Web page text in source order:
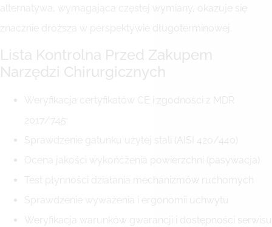
alternatywa, wymagająca częstej wymiany, okazuje się
znacznie droższa w perspektywie długoterminowej.
Lista Kontrolna Przed Zakupem
Narzędzi Chirurgicznych
Weryfikacja certyfikatów CE i zgodności z MDR
2017/745
Sprawdzenie gatunku użytej stali (AISI 420/440)
Ocena jakości wykończenia powierzchni (pasywacja)
Test płynności działania mechanizmów ruchomych
Sprawdzenie wyważenia i ergonomii uchwytu
Weryfikacja warunków gwarancji i dostępności serwisu